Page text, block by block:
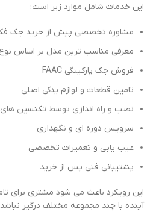
این خدمات شامل موارد زیر است:
مشاوره تخصصی پیش از خرید جک
معرفی مناسب ترین مدل بر اساس نوع
فروش جک پارکینگی FAAC
تامین قطعات و لوازم یدکی اصلی
نصب و راه اندازی توسط تکنسین
سرویس دوره ای و نگهداری
عیب یابی و تعمیرات تخصصی
پشتیبانی فنی پس از خرید
این رویکرد باعث می شود مشتری برای
آینده با چند مجموعه مختلف درگیر